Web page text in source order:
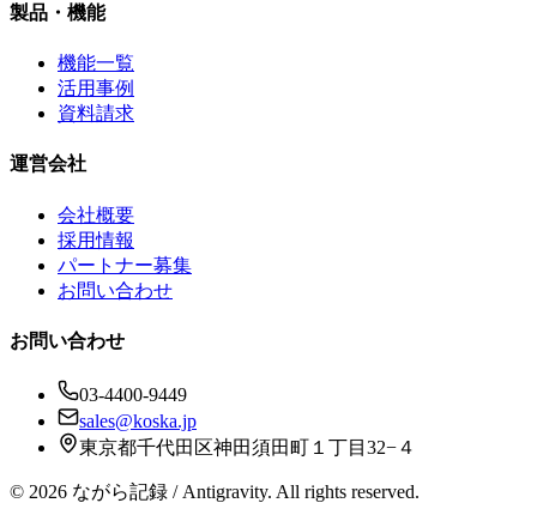
製品・機能
機能一覧
活用事例
資料請求
運営会社
会社概要
採用情報
パートナー募集
お問い合わせ
お問い合わせ
03-4400-9449
sales@koska.jp
東京都千代田区神田須田町１丁目32−４
© 2026 ながら記録 / Antigravity. All rights reserved.